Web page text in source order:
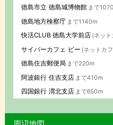
徳島市立 徳島城博物館 まで
徳島地方検察庁 まで1140m
快活CLUB 徳島大学前店 (ネッ
サイバーカフェ ビー (ネットカ
徳島住吉郵便局 まで220m
阿波銀行 住吉支店 まで410m
四国銀行 渭北支店 まで650m